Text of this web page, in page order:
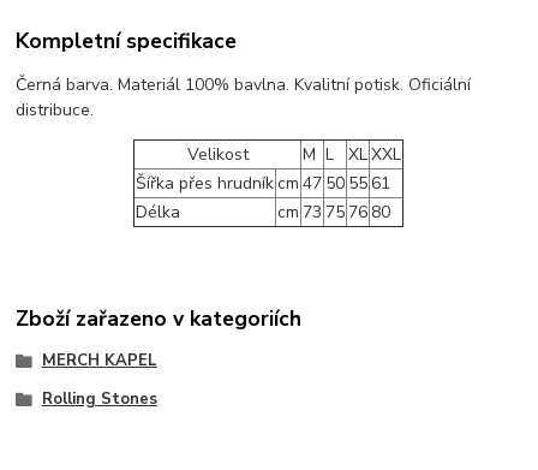
Kompletní specifikace
Černá barva. Materiál 100% bavlna. Kvalitní potisk. Oficiální
distribuce.
Velikost
M L XLXXL
Šířka přes hrudníkcm 47 50 5561
Délka
cm 73 75 76 80
Zboží zařazeno v kategoriích
MERCH KAPEL
Rolling Stones